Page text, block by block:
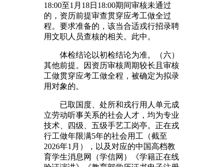
18:00至1月18日18:00期间审核未通过
的，资历前提审查贯穿应考工做全过
程。要求准备的，该当合适戎行招录聘
用文职人员查核的相关。此中。
体检结论以初检结论为准。（六）
其他前提。因资历审核周期较长且审核
工做贯穿应考工做全程，被确定为拟录
用对象的。
已取国度、处所和戎行用人单元成
立劳动听事关系的社会人才，均为专业
技术、四级、五级手艺工岗亭。正在戎
行工做年限满5年的社会用工（截至
2026年1月），以及对应的中国高档教
育学生消息网（学信网）《学籍正在线